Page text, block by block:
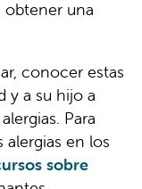
obtener una
conocer estas
y a su hijo a
Para
en los
sobre